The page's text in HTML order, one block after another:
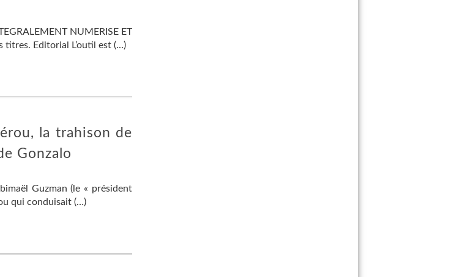
NUMERISE ET
titres. Editorial L’outil est (…)
la trahison de
Gonzalo
Guzman (le « président
qui conduisait (…)